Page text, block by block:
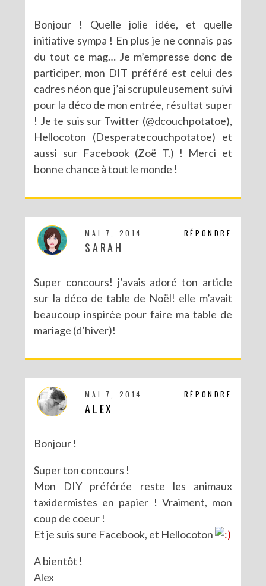
Bonjour ! Quelle jolie idée, et quelle
initiative sympa ! En plus je ne connais pas
du tout ce mag… Je m’empresse donc de
participer, mon DIT préféré est celui des
cadres néon que j’ai scrupuleusement suivi
pour la déco de mon entrée, résultat super
! Je te suis sur Twitter (@dcouchpotatoe),
Hellocoton (Desperatecouchpotatoe) et
aussi sur Facebook (Zoë T.) ! Merci et
bonne chance à tout le monde !
RÉPONDRE
MAI 7, 2014
SARAH
Super concours! j’avais adoré ton article
sur la déco de table de Noël! elle m’avait
beaucoup inspirée pour faire ma table de
mariage (d’hiver)!
RÉPONDRE
MAI 7, 2014
ALEX
Bonjour !
Super ton concours !
Mon DIY préférée reste les animaux
taxidermistes en papier ! Vraiment, mon
coup de coeur !
Et je suis sure Facebook, et Hellocoton
A bientôt !
Alex